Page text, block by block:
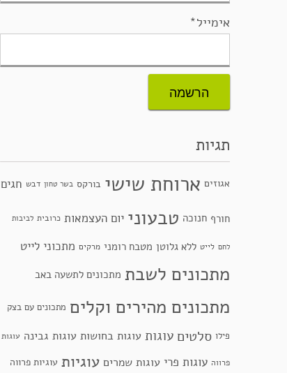
אימייל*
תגיות
אגוזים ארוחת שישי בורקס בשר טחון דבש חגים
חורף חנוכה טבעוני יום העצמאות כרובית לביבות
לחם לייט ללא גלוטן מטבח רומני מרקים מתכוני לייט
מתכונים לשבת מתכונים לתשעה באב
מתכונים מהירים וקלים מתכונים עם בצק
פילו סלטים עוגות עוגות בחושות עוגות גבינה עוגות
פרווה עוגות פרי עוגות שמרים עוגיות עוגיות פרווה